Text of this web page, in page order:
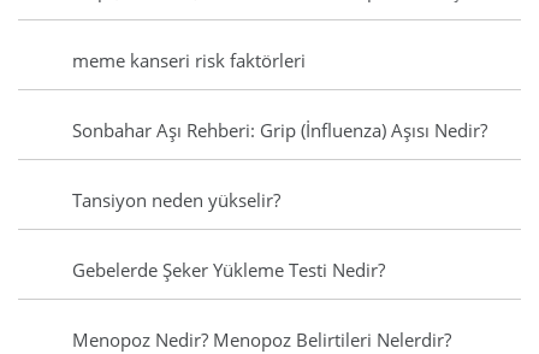
meme kanseri risk faktörleri
Sonbahar Aşı Rehberi: Grip (İnfluenza) Aşısı Nedir?
Tansiyon neden yükselir?
Gebelerde Şeker Yükleme Testi Nedir?
Menopoz Nedir? Menopoz Belirtileri Nelerdir?